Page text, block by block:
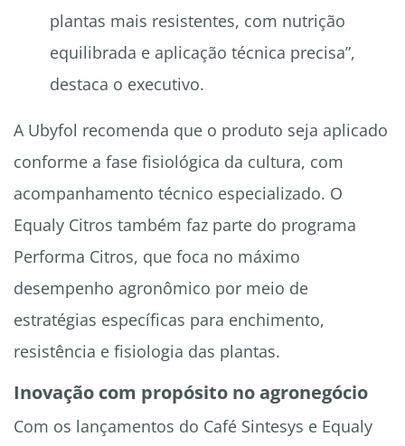
plantas mais resistentes, com nutrição
equilibrada e aplicação técnica precisa”,
destaca o executivo.
A Ubyfol recomenda que o produto seja aplicado
conforme a fase fisiológica da cultura, com
acompanhamento técnico especializado. O
Equaly Citros também faz parte do programa
Performa Citros, que foca no máximo
desempenho agronômico por meio de
estratégias específicas para enchimento,
resistência e fisiologia das plantas.
Inovação com propósito no agronegócio
Com os lançamentos do Café Sintesys e Equaly